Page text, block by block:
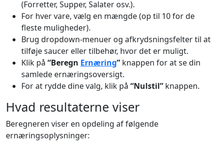
(Forretter, Supper, Salater osv.).
For hver vare, vælg en mængde (op til 10 for de
fleste muligheder).
Brug dropdown-menuer og afkrydsningsfelter til at
tilføje saucer eller tilbehør, hvor det er muligt.
Klik på “Beregn Ernæring” knappen for at se din
samlede ernæringsoversigt.
For at rydde dine valg, klik på “Nulstil” knappen.
Hvad resultaterne viser
Beregneren viser en opdeling af følgende
ernæringsoplysninger: